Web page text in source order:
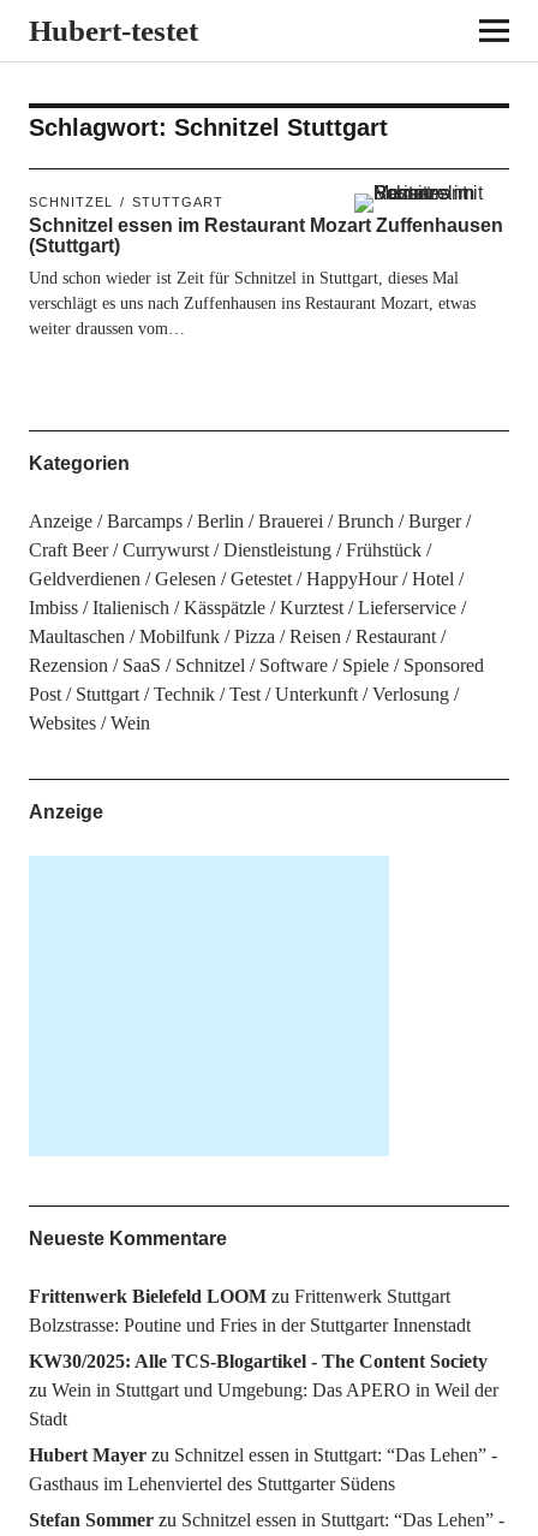
Hubert-testet
Schlagwort: Schnitzel Stuttgart
SCHNITZEL STUTTGART
Schnitzel essen im Restaurant Mozart Zuffenhausen
(Stuttgart)
Und schon wieder ist Zeit für Schnitzel in Stuttgart, dieses Mal
verschlägt es uns nach Zuffenhausen ins Restaurant Mozart, etwas
weiter draussen vom…
Kategorien
Anzeige Barcamps Berlin Brauerei Brunch
Burger
Craft Beer
Currywurst Dienstleistung
Frühstück
Geldverdienen
Gelesen Getestet HappyHour
Hotel
Imbiss
Italienisch Kässpätzle Kurztest
Lieferservice
Maultaschen
Mobilfunk Pizza Reisen
Restaurant
Rezension
SaaS Schnitzel Software Spiele
Sponsored
Post
Stuttgart Technik Test Unterkunft
Verlosung
Websites
Wein
Anzeige
Neueste Kommentare
Frittenwerk Bielefeld LOOMzu Frittenwerk Stuttgart
Bolzstrasse: Poutine und Fries in der Stuttgarter Innenstadt
KW30/2025: Alle TCS-Blogartikel - The Content Society
zu Wein in Stuttgart und Umgebung: Das APERO in Weil der
Stadt
Hubert Mayerzu Schnitzel essen in Stuttgart: “Das Lehen” -
Gasthaus im Lehenviertel des Stuttgarter Südens
Stefan Sommerzu Schnitzel essen in Stuttgart: “Das Lehen” -